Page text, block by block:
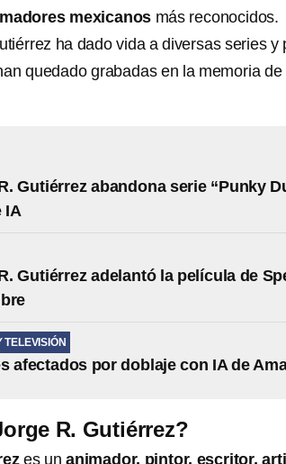
mexicanos más reconocidos.
ha dado vida a diversas series y
quedado grabadas en la memoria
Gutiérrez abandona serie “Punky
IA
Gutiérrez adelantó la película de
TELEVISIÓN
afectados por doblaje con IA de
R. Gutiérrez?
es unanimador, pintor, escritor,